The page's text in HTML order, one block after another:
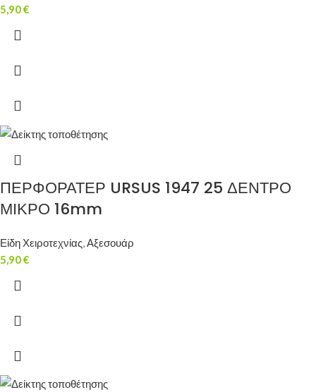
5,90€
ΠΕΡΦΟΡΑΤΕΡ URSUS 1947 25 ΔΕΝΤΡΟ
ΜΙΚΡΟ 16mm
Είδη Χειροτεχνίας,Αξεσουάρ
5,90€